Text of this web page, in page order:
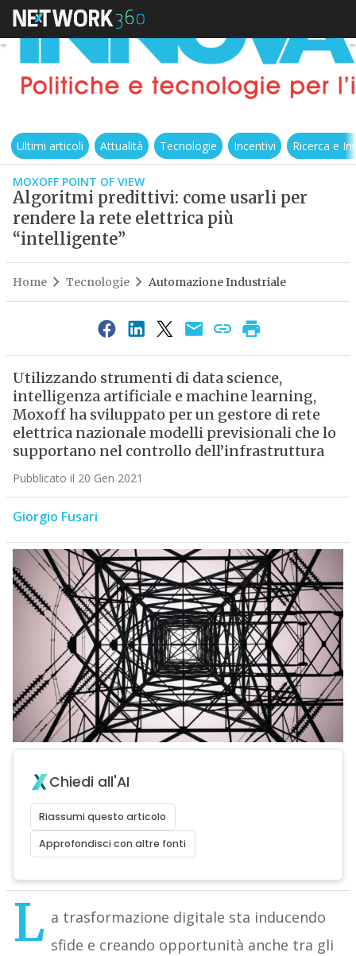
Ultimi articoli Attualità Tecnologie Incentivi Ricerca e
MOXOFF POINT OF VIEW
Algoritmi predittivi: come usarli per
rendere la rete elettrica più
“intelligente”
Home Tecnologie Automazione Industriale
Utilizzando strumenti di data science,
intelligenza artificiale e machine learning,
Moxoff ha sviluppato per un gestore di rete
elettrica nazionale modelli previsionali che lo
supportano nel controllo dell’infrastruttura
Pubblicato il 20 Gen 2021
Giorgio Fusari
Chiedi all'AI
Riassumi questo articolo
Approfondisci con altre fonti
L a trasformazione digitale sta inducendo
sfide e creando opportunità anche tra gli